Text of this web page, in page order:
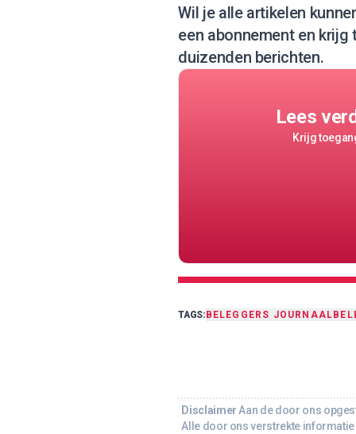
Wil je alle artikelen
een abonnementen krijg
duizenden berichten.
Lees
Krijg
TAGS:BELEGGERS JOURNAAL
Disclaimer Aan de door ons
Alle door ons verstrekte